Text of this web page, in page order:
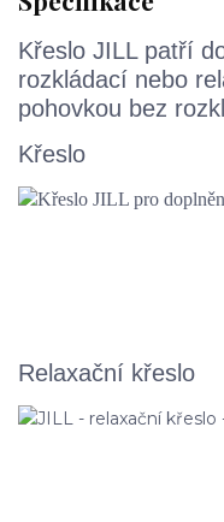
Křeslo JILL patří
rozkládací nebo
pohovkou bez
Křeslo
Relaxační křeslo